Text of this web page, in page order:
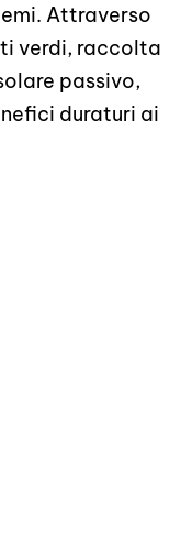
Attraverso
verdi, raccolta
passivo,
duraturi ai